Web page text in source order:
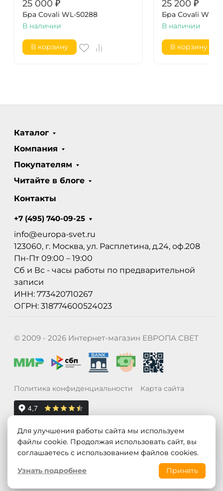
25 000 ₽
Бра Covali WL-50288
В наличии
В корзину
25 200 ₽
Бра Covali WL-
В наличии
В корзину
Каталог
Компания
Покупателям
Читайте в блоге
Контакты
+7 (495) 740-09-25
info@europa-svet.ru
123060, г. Москва, ул. Расплетина, д.24, оф.208
Пн-Пт 09:00 – 19:00
Сб и Вс - часы работы по предварительной
записи
ИНН: 773420710267
ОГРН: 318774600524023
© 2009 - 2026 Интернет-магазин ЕВРОПА СВЕТ
Политика конфиденциальности Карта сайта
Для улучшения работы сайта мы используем
файлы cookie. Продолжая использовать сайт, вы
соглашаетесь с использованием файлов cookies.
Узнать подробнее
Принять